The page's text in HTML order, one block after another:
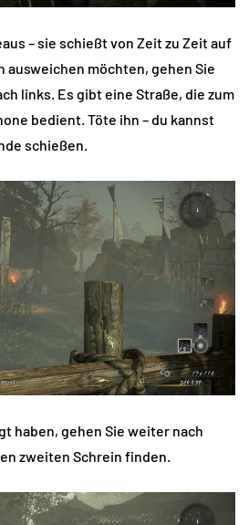
– sie schießt von Zeit zu Zeit auf
ausweichen möchten, gehen Sie
links. Es gibt eine Straße, die zum
bedient. Töte ihn – du kannst
schießen.
haben, gehen Sie weiter nach
zweiten Schrein finden.